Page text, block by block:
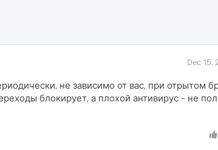
Dec 15,
не зависимо от вас, при отрытом
блокирует, а плохой антивирус - не